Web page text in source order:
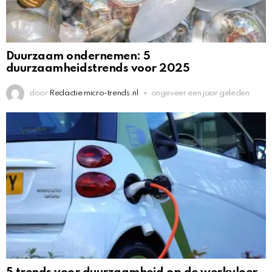
Duurzaam ondernemen: 5
duurzaamheidstrends voor 2025
door Redactie micro-trends.nl ongeveer een jaar geleden